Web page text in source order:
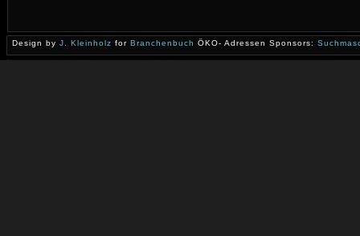
Design by J. Kleinholz for Branchenbuch ÖKO- Adressen Sponsors: